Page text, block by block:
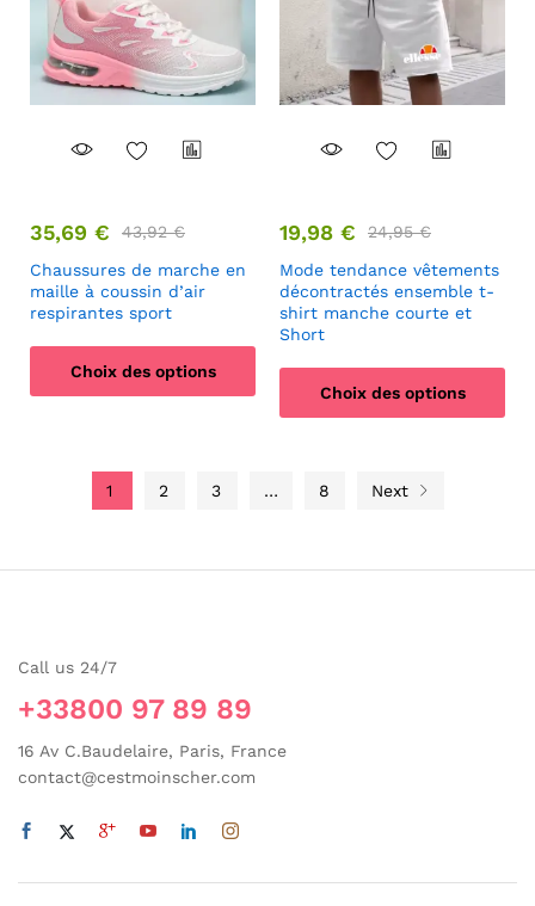
35,69 € 43,92€
Chaussures de marche en
maille à coussin d’air
respirantes sport
Choix des options
19,98 € 24,95€
Mode tendance vêtements
décontractés ensemble t-
shirt manche courte et
Short
Choix des options
1 2 3 … 8 Next
Call us 24/7
+33800 97 89 89
16 Av C.Baudelaire, Paris, France
contact@cestmoinscher.com